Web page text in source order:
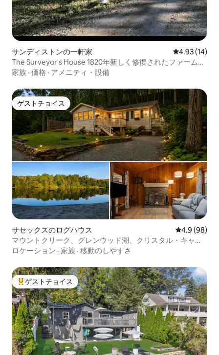
サンディストンの一軒家 レビュー14
4.93 (14)
The Surveyor's House 1820年新しく修復されたファームハ
ウス
家族 · 価格 · アメニティ・設備
ゲストチョイス
ゲストチョイス
サセックスのログハウス レビュー98
4.9 (98)
マウントクリーク、グレンウッド湖、クリスタル・キャビ
ン・バーノンの近く
ロケーション · 家族 · 移動のしやすさ
大好評のゲストチョイスです。
ゲストチョイス